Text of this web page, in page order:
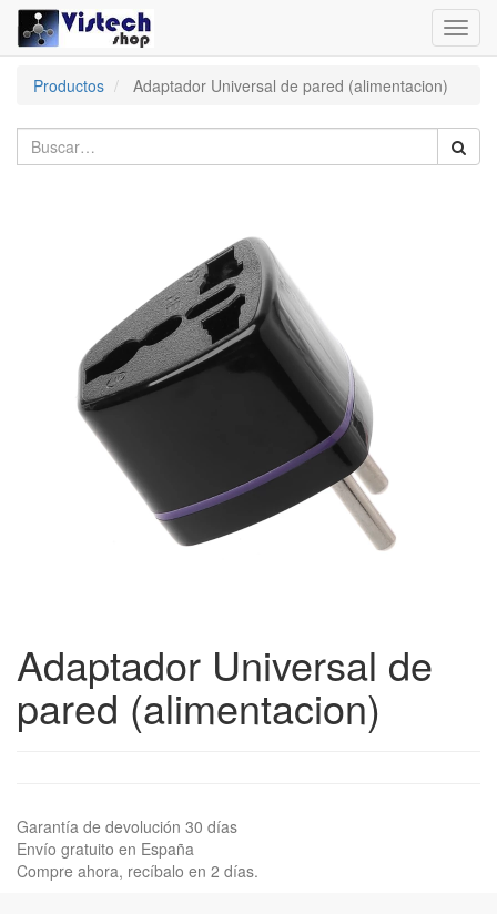
Productos
Adaptador Universal de pared (alimentacion)
Adaptador Universal de
pared (alimentacion)
Garantía de devolución 30 días
Envío gratuito en España
Compre ahora, recíbalo en 2 días.